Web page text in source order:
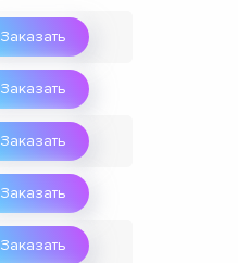
Заказать
Заказать
Заказать
Заказать
Заказать